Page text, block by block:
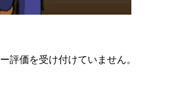
評価を受け付けていません。